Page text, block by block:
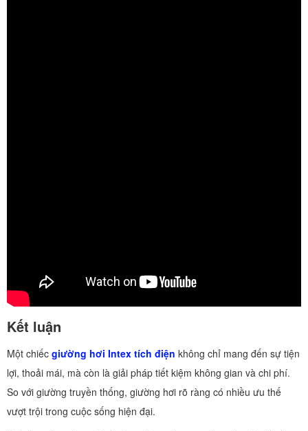
Kết luận
Một chiếc giường hơi Intex tích điện không chỉ mang đến sự tiện
lợi, thoải mái, mà còn là giải pháp tiết kiệm không gian và chi phí.
So với giường truyền thống, giường hơi rõ ràng có nhiều ưu thế
vượt trội trong cuộc sống hiện đại.